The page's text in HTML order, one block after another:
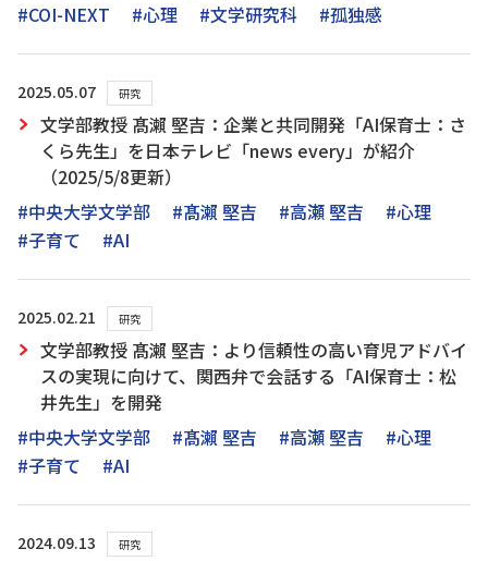
#COI-NEXT
#心理 #文学研究科 #孤独感
2025.05.07 研究
文学部教授 髙瀨 堅吉：企業と共同開発「AI保育士：さ
くら先生」を日本テレビ「news every」が紹介
（2025/5/8更新）
#中央大学文学部
#髙瀨 堅吉 #高瀬 堅吉
#心理
#子育て
#AI
2025.02.21 研究
文学部教授 髙瀨 堅吉：より信頼性の高い育児アドバイ
スの実現に向けて、関西弁で会話する「AI保育士：松
井先生」を開発
#中央大学文学部
#髙瀨 堅吉 #高瀬 堅吉
#心理
#子育て
#AI
2024.09.13 研究